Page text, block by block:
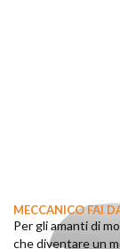
MECCANICO FAI
Per gli amanti di
che diventare un